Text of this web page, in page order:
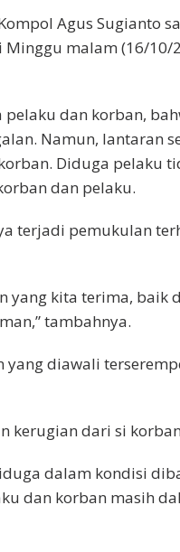
Agus Sugianto
malam (16/10/
dan korban,
Namun, lantaran
Diduga pelaku
dan pelaku.
terjadi pemukulan
yang kita terima,
tambahnya.
yang diawali
kerugian dari si
dalam kondisi
dan korban masih